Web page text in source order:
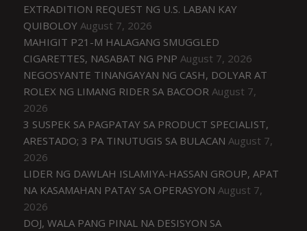
EXTRADITION REQUEST NG U.S. LABAN KAY
QUIBOLOY August 7, 2026
MAHIGIT P21-M HALAGANG SMUGGLED
CIGARETTES, NASABAT NG PNP August 7, 2026
NEGOSYANTE TINANGAYAN NG CASH, DOLYAR AT
ROLEX NG LIMANG RIDER SA BACOOR August 7,
2026
3 SUSPEK SA PAGPATAY SA PRODUCT SPECIALIST,
ARESTADO; 3 PA TINUTUGIS SA BULACAN August 7,
2026
LIDER NG DAWLAH ISLAMIYA-HASSAN GROUP, APAT
NA KASAMAHAN PATAY SA OPERASYON August 7,
2026
DOJ, WALA PANG PINAL NA DESISYON SA